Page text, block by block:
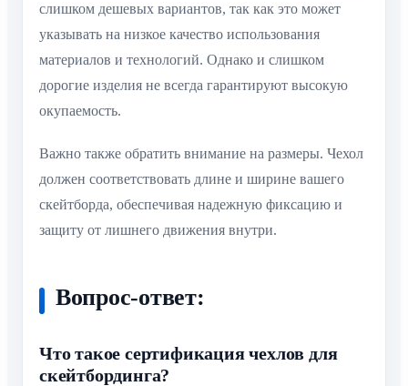
слишком дешевых вариантов, так как это может
указывать на низкое качество использования
материалов и технологий. Однако и слишком
дорогие изделия не всегда гарантируют высокую
окупаемость.
Важно также обратить внимание на размеры. Чехол
должен соответствовать длине и ширине вашего
скейтборда, обеспечивая надежную фиксацию и
защиту от лишнего движения внутри.
Вопрос-ответ:
Что такое сертификация чехлов для
скейтбординга?